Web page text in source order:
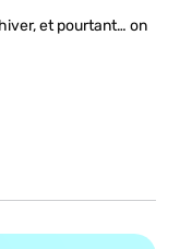
et pourtant… on